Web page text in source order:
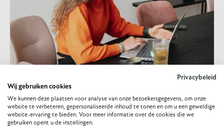
Privacybeleid
Wij gebruiken cookies
We kunnen deze plaatsen voor analyse van onze bezoekersgegevens, om onze
website te verbeteren, gepersonaliseerde inhoud te tonen en om u een geweldige
website-ervaring te bieden. Voor meer informatie over de cookies die we
gebruiken opent u de instellingen.